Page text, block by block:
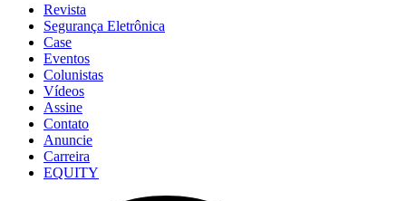
Revista
Segurança Eletrônica
Case
Eventos
Colunistas
Vídeos
Assine
Contato
Anuncie
Carreira
EQUITY